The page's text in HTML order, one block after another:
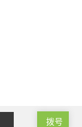
拨号